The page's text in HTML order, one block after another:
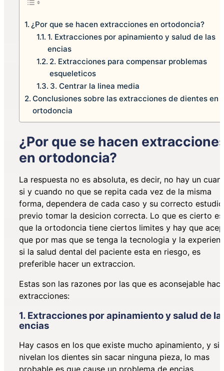
¿Por que se hacen extracciones en ortodoncia?
1. Extracciones por apinamiento y salud de las
encias
2. Extracciones para compensar problemas
esqueleticos
3. Centrar la linea media
Conclusiones sobre las extracciones de dientes en
ortodoncia
¿Por que se hacen
en ortodoncia?
La respuesta no es absoluta, es decir, no hay un
si y cuando no que se repita cada vez de la misma
forma, dependera de cada caso y su correcto estudio
previo tomar la desicion correcta. Lo que es cierto es
que la ortodoncia tiene ciertos limites y hay que
que por mas que se tenga la tecnologia y la
si la salud dental del paciente esta en riesgo, es
preferible hacer un extraccion.
Estas son las razones por las que es aconsejable
extracciones:
1. Extracciones por apinamiento y salud de
encias
Hay casos en los que existe mucho apinamiento, y si
nivelan los dientes sin sacar ninguna pieza, lo mas